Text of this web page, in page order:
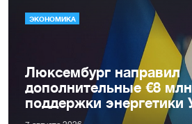
ЭКОНОМИКА
Люксембург направил
дополнительные €8
поддержки энергетики